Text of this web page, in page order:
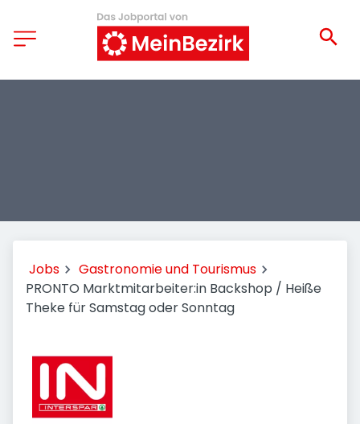
Jobs
Gastronomie und Tourismus
PRONTO Marktmitarbeiter:in Backshop / Heiße
Theke für Samstag oder Sonntag